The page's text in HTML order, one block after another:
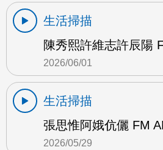
生活掃描
陳秀熙許維志許辰陽
2026/06/01
生活掃描
張思惟阿娥伉儷 FM
2026/05/29